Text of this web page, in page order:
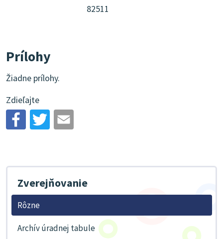
82511
Prílohy
Žiadne prílohy.
Zdieľajte
Zverejňovanie
Rôzne
Archív úradnej tabule